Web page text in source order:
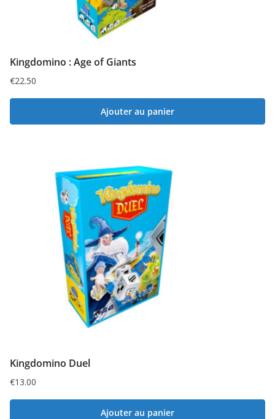
Kingdomino : Age of Giants
€22.50
Ajouter au panier
Kingdomino Duel
€13.00
Ajouter au panier